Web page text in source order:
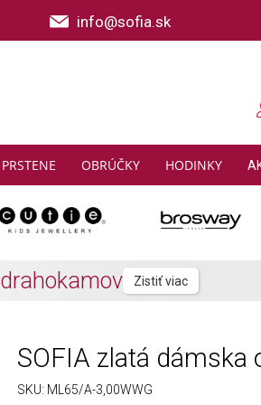
info@sofia.sk
OBRÚČKY HODINKY
Zistiť viac
SOFIA zlatá dámska
SKU: ML65/A-3,00WWG